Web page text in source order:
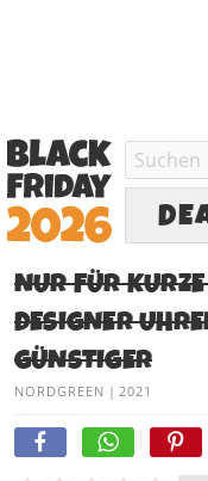
NUR FÜR
DESIGNER
GÜNSTIGER
NORDGREEN | 2021